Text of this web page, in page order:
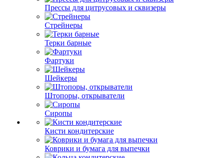
Прессы для цитрусовых и сквизеры
Стрейнеры
Терки барные
Фартуки
Шейкеры
Штопоры, открыватели
Сиропы
Кисти кондитерские
Коврики и бумага для выпечки